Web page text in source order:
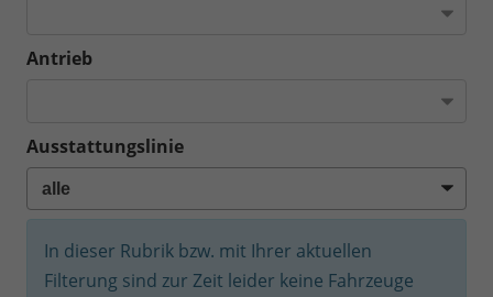
Antrieb
Ausstattungslinie
In dieser Rubrik bzw. mit Ihrer aktuellen
Filterung sind zur Zeit leider keine Fahrzeuge